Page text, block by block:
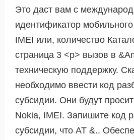
Это даст вам с
идентификатор
IMEI или, количество
страница 3 <р> вызов в
техническую поддержку.
необходимо ввести код
субсидии. Они будут
Nokia, IMEI. Запишите код
субсидии, что AT &..